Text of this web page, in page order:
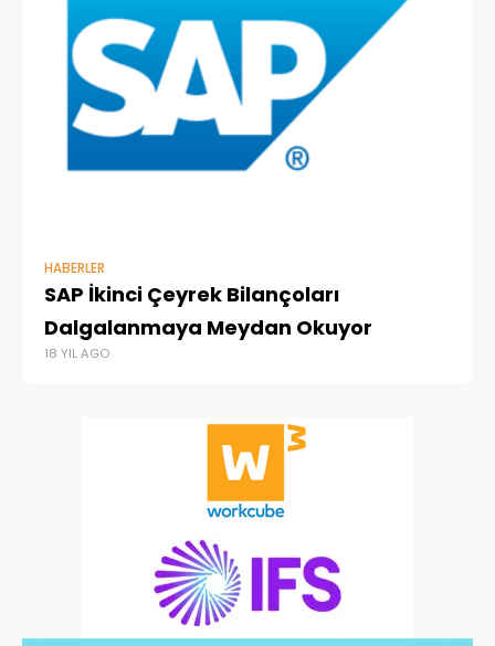
HABERLER
SAP İkinci Çeyrek Bilançoları
Dalgalanmaya Meydan Okuyor
18 YIL AGO